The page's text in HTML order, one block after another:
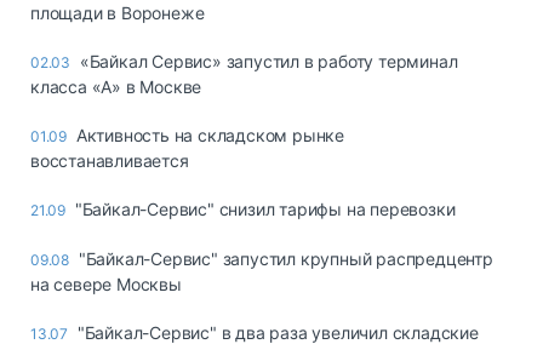
площади в Воронеже
02.03
«Байкал Сервис» запустил в работу терминал
класса «А» в Москве
01.09 Активность на складском рынке
восстанавливается
21.09 "Байкал-Сервис" снизил тарифы на перевозки
09.08 "Байкал-Сервис" запустил крупный распредцентр
на севере Москвы
13.07
"Байкал-Сервис" в два раза увеличил складские